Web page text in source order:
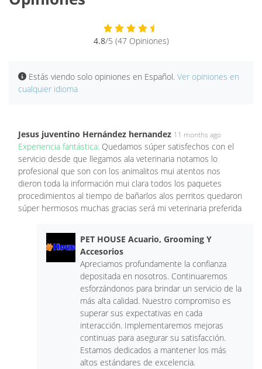
4.8/5 (47 Opiniones)
Estás viendo solo opiniones en Español. Ver opiniones en
cualquier idioma
Jesus juventino Hernández hernandez 11 months ago
Experiencia fantástica: Quedamos súper satisfechos con el
servicio desde que llegamos ala veterinaria notamos lo
profesional que son con los animalitos mui atentos nos
dieron toda la información mui clara todos los paquetes
procedimientos al tiempo de bañarlos alos perritos quedaron
súper hermosos muchas gracias será mi veterinaria preferida
PET HOUSE Acuario, Grooming Y
Accesorios
Apreciamos profundamente la confianza
depositada en nosotros. Continuaremos
esforzándonos para brindar un servicio de la
más alta calidad. Nuestro compromiso es
superar sus expectativas en cada
interacción. Implementaremos mejoras
continuas para asegurar su satisfacción.
Estamos dedicados a mantener los más
altos estándares de excelencia.